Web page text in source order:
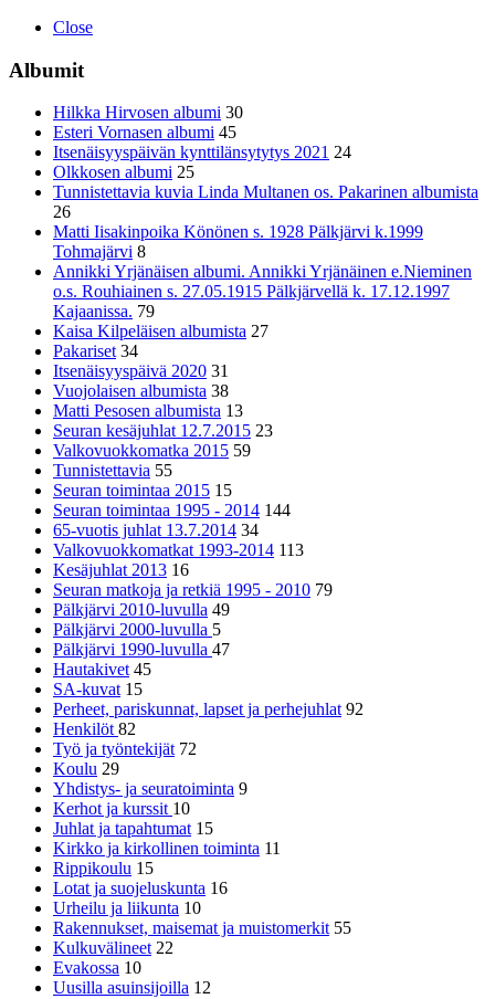
Close
Albumit
Hilkka Hirvosen albumi 30
Esteri Vornasen albumi 45
Itsenäisyyspäivän kynttilänsytytys 2021 24
Olkkosen albumi 25
Tunnistettavia kuvia Linda Multanen os. Pakarinen albumista
26
Matti Iisakinpoika Könönen s. 1928 Pälkjärvi k.1999
Tohmajärvi 8
Annikki Yrjänäisen albumi. Annikki Yrjänäinen e.Nieminen
o.s. Rouhiainen s. 27.05.1915 Pälkjärvellä k. 17.12.1997
Kajaanissa. 79
Kaisa Kilpeläisen albumista 27
Pakariset 34
Itsenäisyyspäivä 2020 31
Vuojolaisen albumista 38
Matti Pesosen albumista 13
Seuran kesäjuhlat 12.7.2015 23
Valkovuokkomatka 2015 59
Tunnistettavia 55
Seuran toimintaa 2015 15
Seuran toimintaa 1995 - 2014 144
65-vuotis juhlat 13.7.2014 34
Valkovuokkomatkat 1993-2014 113
Kesäjuhlat 2013 16
Seuran matkoja ja retkiä 1995 - 2010 79
Pälkjärvi 2010-luvulla 49
Pälkjärvi 2000-luvulla 5
Pälkjärvi 1990-luvulla 47
Hautakivet 45
SA-kuvat 15
Perheet, pariskunnat, lapset ja perhejuhlat 92
Henkilöt82
Työ ja työntekijät 72
Koulu 29
Yhdistys- ja seuratoiminta 9
Kerhot ja kurssit 10
Juhlat ja tapahtumat 15
Kirkko ja kirkollinen toiminta 11
Rippikoulu 15
Lotat ja suojeluskunta 16
Urheilu ja liikunta 10
Rakennukset, maisemat ja muistomerkit 55
Kulkuvälineet 22
Evakossa 10
Uusilla asuinsijoilla 12